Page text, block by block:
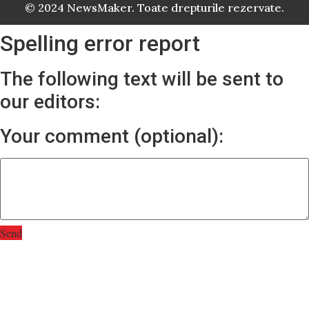
© 2024 NewsMaker. Toate drepturile rezervate.
Spelling error report
The following text will be sent to
our editors:
Your comment (optional):
Send